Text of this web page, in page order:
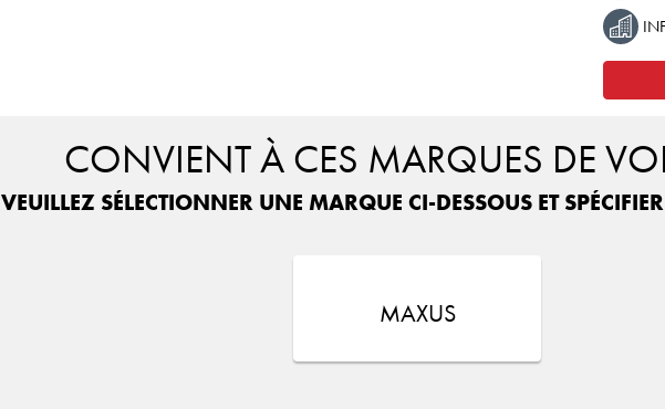
CONVIENT À CES MARQUES DE
VEUILLEZ SÉLECTIONNER UNE MARQUE CI-DESSOUS ET
MAXUS